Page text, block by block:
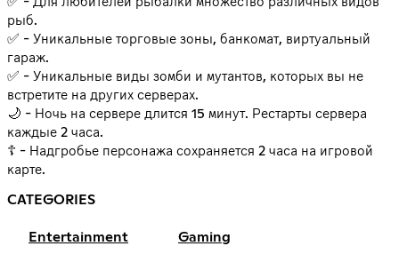
рыб.
✅ - Уникальные торговые зоны, банкомат, виртуальный
гараж.
✅ - Уникальные виды зомби и мутантов, которых вы не
встретите на других серверах.
🌙 - Ночь на сервере длится 15 минут. Рестарты сервера
каждые 2 часа.
☦ - Надгробье персонажа сохраняется 2 часа на игровой
карте.
CATEGORIES
Entertainment Gaming